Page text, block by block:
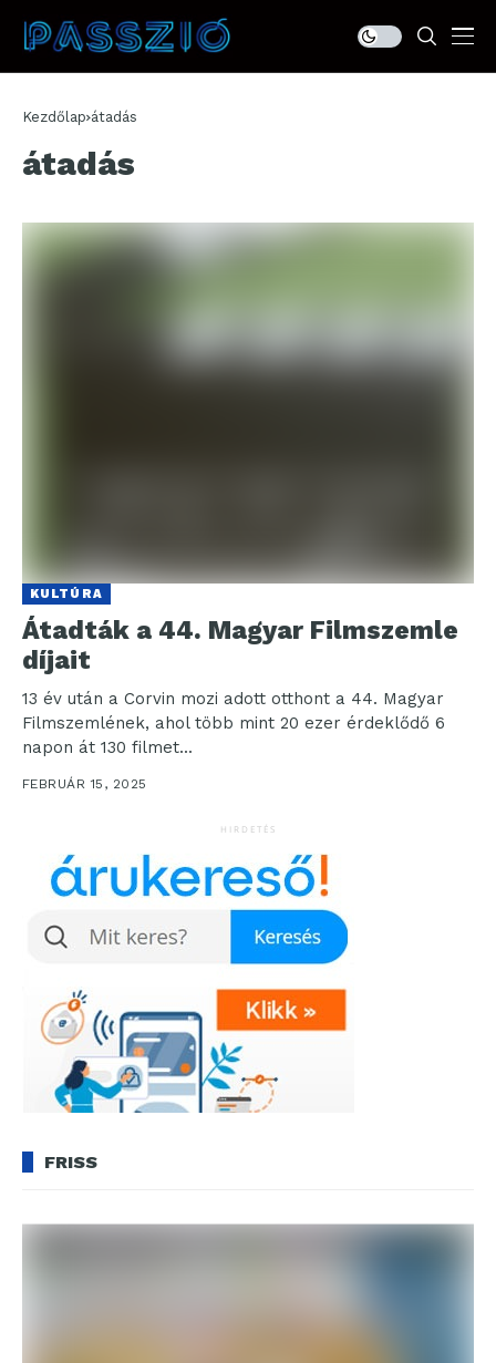
Kezdőlap átadás
átadás
KULTÚRA
Átadták a 44. Magyar Filmszemle
díjait
13 év után a Corvin mozi adott otthont a 44. Magyar
Filmszemlének, ahol több mint 20 ezer érdeklődő 6
napon át 130 filmet...
FEBRUÁR 15, 2025
HIRDETÉS
FRISS